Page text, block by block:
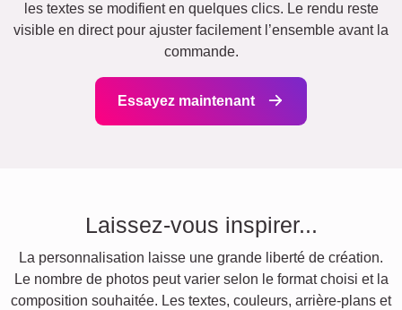
les textes se modifient en quelques clics. Le rendu reste
visible en direct pour ajuster facilement l’ensemble avant la
commande.
Essayez maintenant
Laissez-vous inspirer...
La personnalisation laisse une grande liberté de création.
Le nombre de photos peut varier selon le format choisi et la
composition souhaitée. Les textes, couleurs, arrière-plans et